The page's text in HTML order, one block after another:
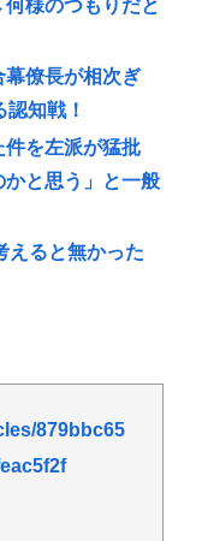
様のつもりだと
幕僚長が相次ぎ
知戦！
を左派が猛批
と思う」と一般
えると無かった
りにも酷い暴言
原爆で被害者ビ
879bbc65